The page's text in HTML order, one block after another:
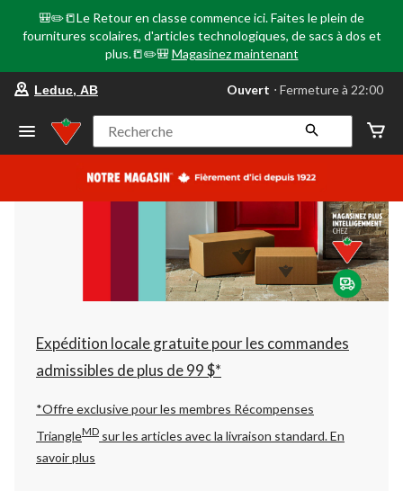
🎒✏️📒Le Retour en classe commence ici. Faites le plein de
fournitures scolaires, d'articles technologiques, de sacs à dos et
plus.📒✏️🎒 Magasinez maintenant
votre
préféré
Leduc,
AB,
courament
Fermeture
à
22:00
cliquer
pour
changer
Leduc, AB Ouvert ⋅ Fermeture à 22:00
Recherche
Expédition locale gratuite pour les commandes
admissibles de plus de 99 $*
*Offre exclusive pour les membres Récompenses
TriangleMD sur les articles avec la livraison standard.En
savoir plus